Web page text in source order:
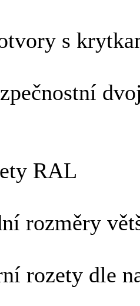
s
RAL
rozměry
rozety dle